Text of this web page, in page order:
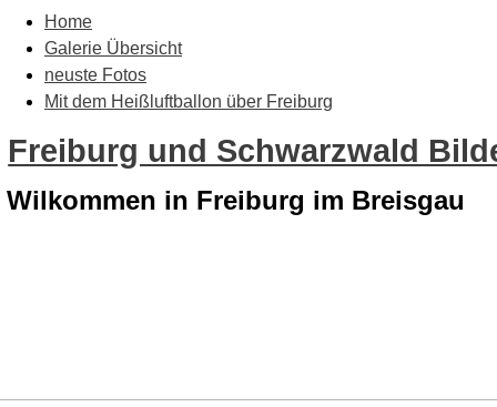
Home
Galerie Übersicht
neuste Fotos
Mit dem Heißluftballon über Freiburg
Freiburg und Schwarzwald
Wilkommen in Freiburg im Breisgau